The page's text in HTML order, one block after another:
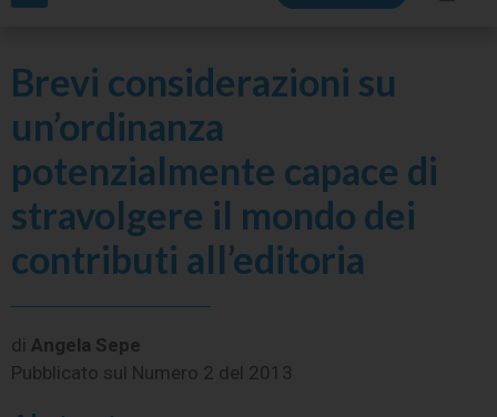
Brevi considerazioni su
un’ordinanza
potenzialmente capace di
stravolgere il mondo dei
contributi all’editoria
di Angela Sepe
Pubblicato sul Numero 2 del 2013